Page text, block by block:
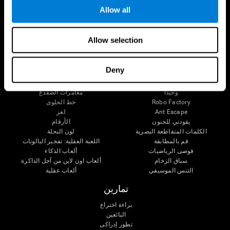
Allow all
Allow selection
Deny
ألعاب عقلية
الكلمات المتقاطعة الصغيرة
Crystal Miner
وحيدا
Robo Factory
Ant Escape
يقودني للجنون
الكلمات المتقاطعة البصرية
قم بالمطابقة
فوضى الرياضيات
سباق الرخام
التنس الموسيقي
العثور عن الحيوات الأليف
اللغز الفني 3D
مغامرات الضفدع
خط الحلوى
لغز
الأرقام
لون النحلة
اللعبة العقلية: تفجير البالونات
ألعاب الذكاء
ألعاب اون لاين من آجل الذاكرة
ألعاب عقلية
تمارين
براءة اختراع
البائعين
تطور إدراكى